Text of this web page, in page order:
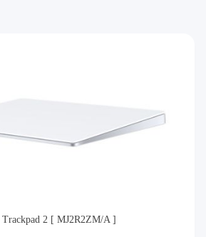
2 [ MJ2R2ZM/A ]